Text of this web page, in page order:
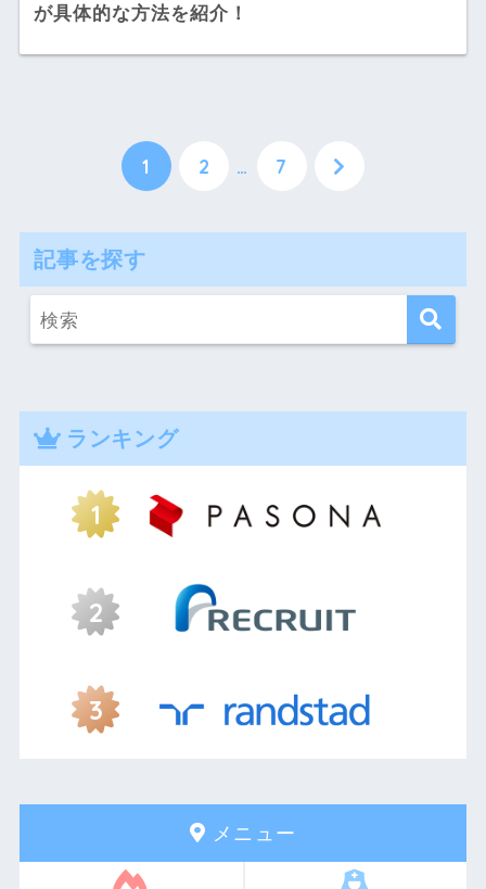
が具体的な方法を紹介！
1 2 … 7
記事を探す
ランキング
メニュー